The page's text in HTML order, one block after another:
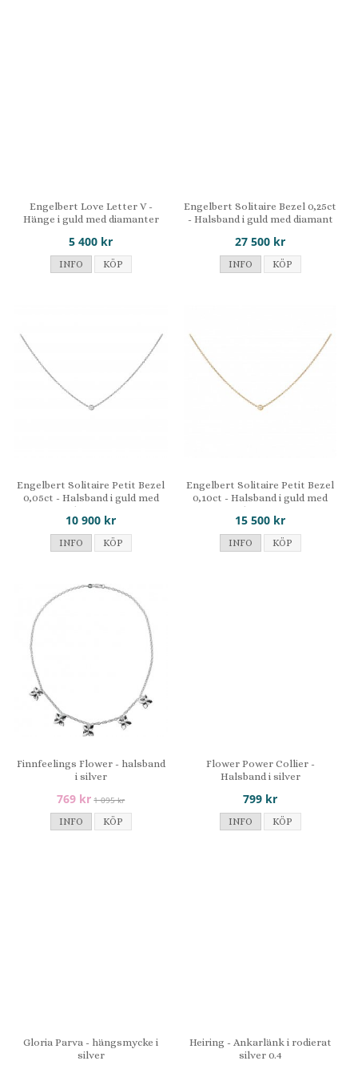
Engelbert Love Letter V -
Hänge i guld med diamanter
5 400 kr
INFO KÖP
Engelbert Solitaire Bezel 0,25ct
- Halsband i guld med diamant
27 500 kr
INFO KÖP
Engelbert Solitaire Petit Bezel
0,05ct - Halsband i guld med
diamant
10 900 kr
INFO KÖP
Engelbert Solitaire Petit Bezel
0,10ct - Halsband i guld med
diamant
15 500 kr
INFO KÖP
Finnfeelings Flower - halsband
i silver
769 kr 1 095 kr
INFO
KÖP
Flower Power Collier -
Halsband i silver
799 kr
INFO KÖP
Gloria Parva - hängsmycke i
silver
Heiring - Ankarlänk i rodierat
silver 0.4